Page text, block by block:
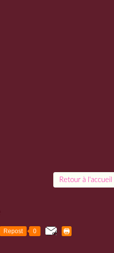
Retour à l'accueil
Repost 0